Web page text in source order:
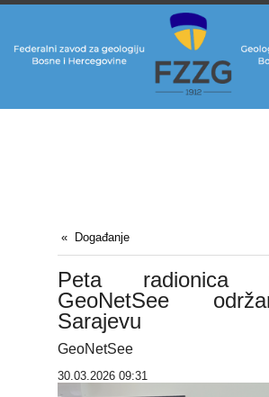
Događanje
Peta radionica
GeoNetSee
Sarajevu
GeoNetSee
30.03.2026 09:31